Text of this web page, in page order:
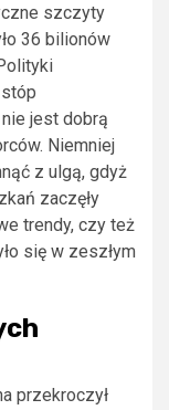
szczyty
36 bilionów
jest dobrą
Niemniej
z ulgą, gdyż
zaczęły
trendy, czy też
się w zeszłym
przekroczył